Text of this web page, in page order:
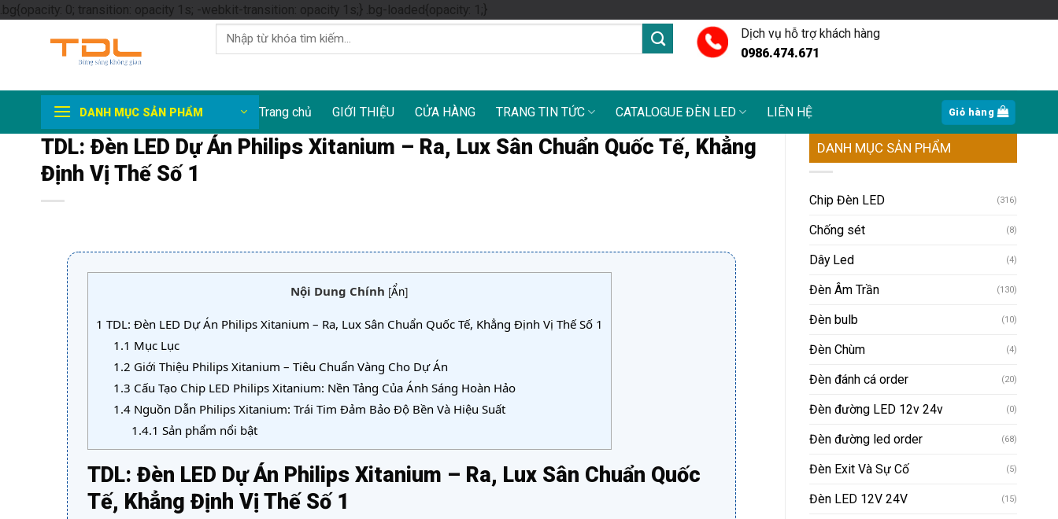
.bg{opacity: 0; transition: opacity 1s; -webkit-transition: opacity 1s;} .bg-loaded{opacity: 1;}Skip
to
Tìm
kiếm:
Dịch vụ hỗ trợ khách hàng
0986.474.671
DANH MỤC SẢN PHẨM Trang chủ GIỚI THIỆU CỬA HÀNG TRANG TIN TỨC CATALOGUE ĐÈN LED LIÊN HỆ Giỏ hàng
TDL: Đèn LED Dự Án Philips Xitanium – Ra, Lux Sân Chuẩn Quốc Tế, Khẳng
Định Vị Thế Số 1
Nội Dung Chính [Ẩn]
1 TDL: Đèn LED Dự Án Philips Xitanium – Ra, Lux Sân Chuẩn Quốc Tế, Khẳng Định Vị Thế Số 1
1.1 Mục Lục
1.2 Giới Thiệu Philips Xitanium – Tiêu Chuẩn Vàng Cho Dự Án
1.3 Cấu Tạo Chip LED Philips Xitanium: Nền Tảng Của Ánh Sáng Hoàn Hảo
1.4 Nguồn Dẫn Philips Xitanium: Trái Tim Đảm Bảo Độ Bền Và Hiệu Suất
1.4.1 Sản phẩm nổi bật
TDL: Đèn LED Dự Án Philips Xitanium – Ra, Lux Sân Chuẩn Quốc
Tế, Khẳng Định Vị Thế Số 1
DANH MỤC SẢN PHẨM
Chip Đèn LED (316)
Chống sét (8)
Dây Led (4)
Đèn Âm Trần (130)
Đèn bulb (10)
Đèn Chùm (4)
Đèn đánh cá order (20)
Đèn đường LED 12v 24v (0)
Đèn đường led order (68)
Đèn Exit Và Sự Cố (5)
Đèn LED 12V 24V (15)